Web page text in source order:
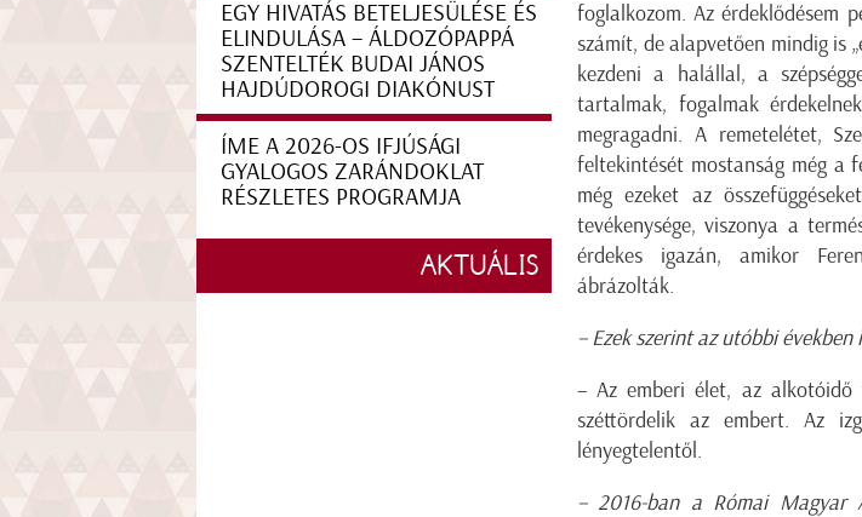
foglalkozom. Az érdeklődésem
számít, de alapvetően mindig is
kezdeni a halállal, a
tartalmak, fogalmak
megragadni. A remetelétet,
feltekintését mostanság még a
még ezeket az
tevékenysége, viszonya a
érdekes igazán, amikor
ábrázolták.
– Ezek szerint az utóbbi
– Az emberi élet, az alkotóidő
széttördelik az embert. Az
lényegtelentől.
– 2016-ban a Római Magyar
EGY HIVATÁS BETELJESÜLÉSE ÉS
ELINDULÁSA – ÁLDOZÓPAPPÁ
SZENTELTÉK BUDAI JÁNOS
HAJDÚDOROGI DIAKÓNUST
ÍME A 2026-OS IFJÚSÁGI
GYALOGOS ZARÁNDOKLAT
RÉSZLETES PROGRAMJA
AKTUÁLIS